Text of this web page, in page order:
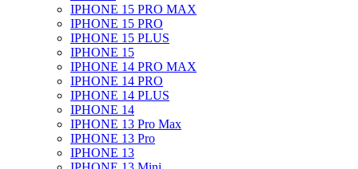
IPHONE 15 PRO MAX
IPHONE 15 PRO
IPHONE 15 PLUS
IPHONE 15
IPHONE 14 PRO MAX
IPHONE 14 PRO
IPHONE 14 PLUS
IPHONE 14
IPHONE 13 Pro Max
IPHONE 13 Pro
IPHONE 13